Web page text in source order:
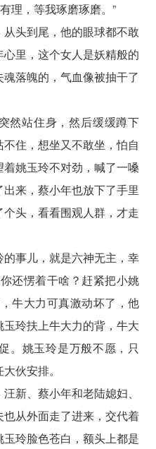
理，等我琢磨琢磨。”
头到尾，他的眼球都不敢
里，这个女人是妖精般的
落魄的，气血像被抽干了
然站住身，然后缓缓蹲下
住，想坐又不敢坐，怕自
姚玉玲不对劲，喊了一嗓
来，蔡小年也放下了手里
头，看看围观人群，才走
事儿，就是六神无主，幸
还愣着干啥？赶紧把小姚
牛大力可真激动坏了，他
玲扶上牛大力的背，牛大
。姚玉玲是万般不愿，只
伙安排。
新、蔡小年和老陆媳妇、
从外面走了进来，交代着
玲脸色苍白，额头上都是